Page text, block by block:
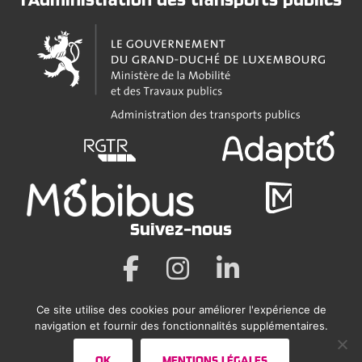
Suivez-nous
Mentions légales
Ce site utilise des cookies pour améliorer l'expérience de
navigation et fournir des fonctionnalités supplémentaires.